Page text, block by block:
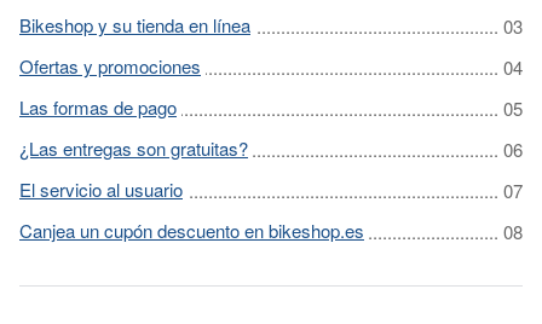
Bikeshop y su tienda en línea
Ofertas y promociones
Las formas de pago
¿Las entregas son gratuitas?
El servicio al usuario
Canjea un cupón descuento en bikeshop.es